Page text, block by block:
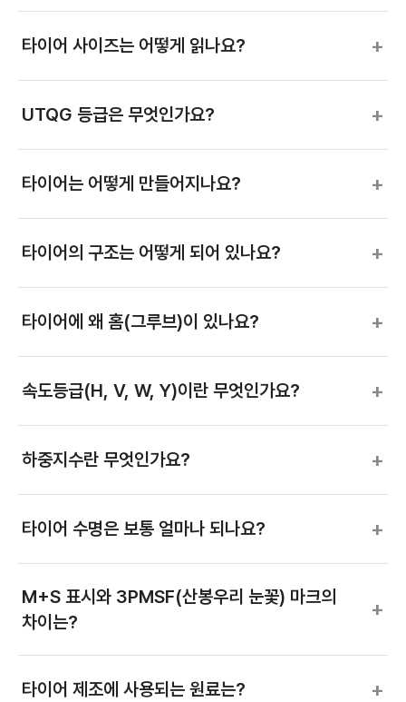
타이어 사이즈는 어떻게 읽나요? +
UTQG 등급은 무엇인가요? +
타이어는 어떻게 만들어지나요? +
타이어의 구조는 어떻게 되어 있나요? +
타이어에 왜 홈(그루브)이 있나요? +
속도등급(H, V, W, Y)이란 무엇인가요? +
하중지수란 무엇인가요? +
타이어 수명은 보통 얼마나 되나요? +
M+S 표시와 3PMSF(산봉우리 눈꽃) 마크의
차이는?
+
타이어 제조에 사용되는 원료는? +